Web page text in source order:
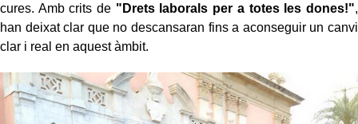
cures. Amb crits de "Drets laborals per a totes les dones!",
han deixat clar que no descansaran fins a aconseguir un canvi
clar i real en aquest àmbit.